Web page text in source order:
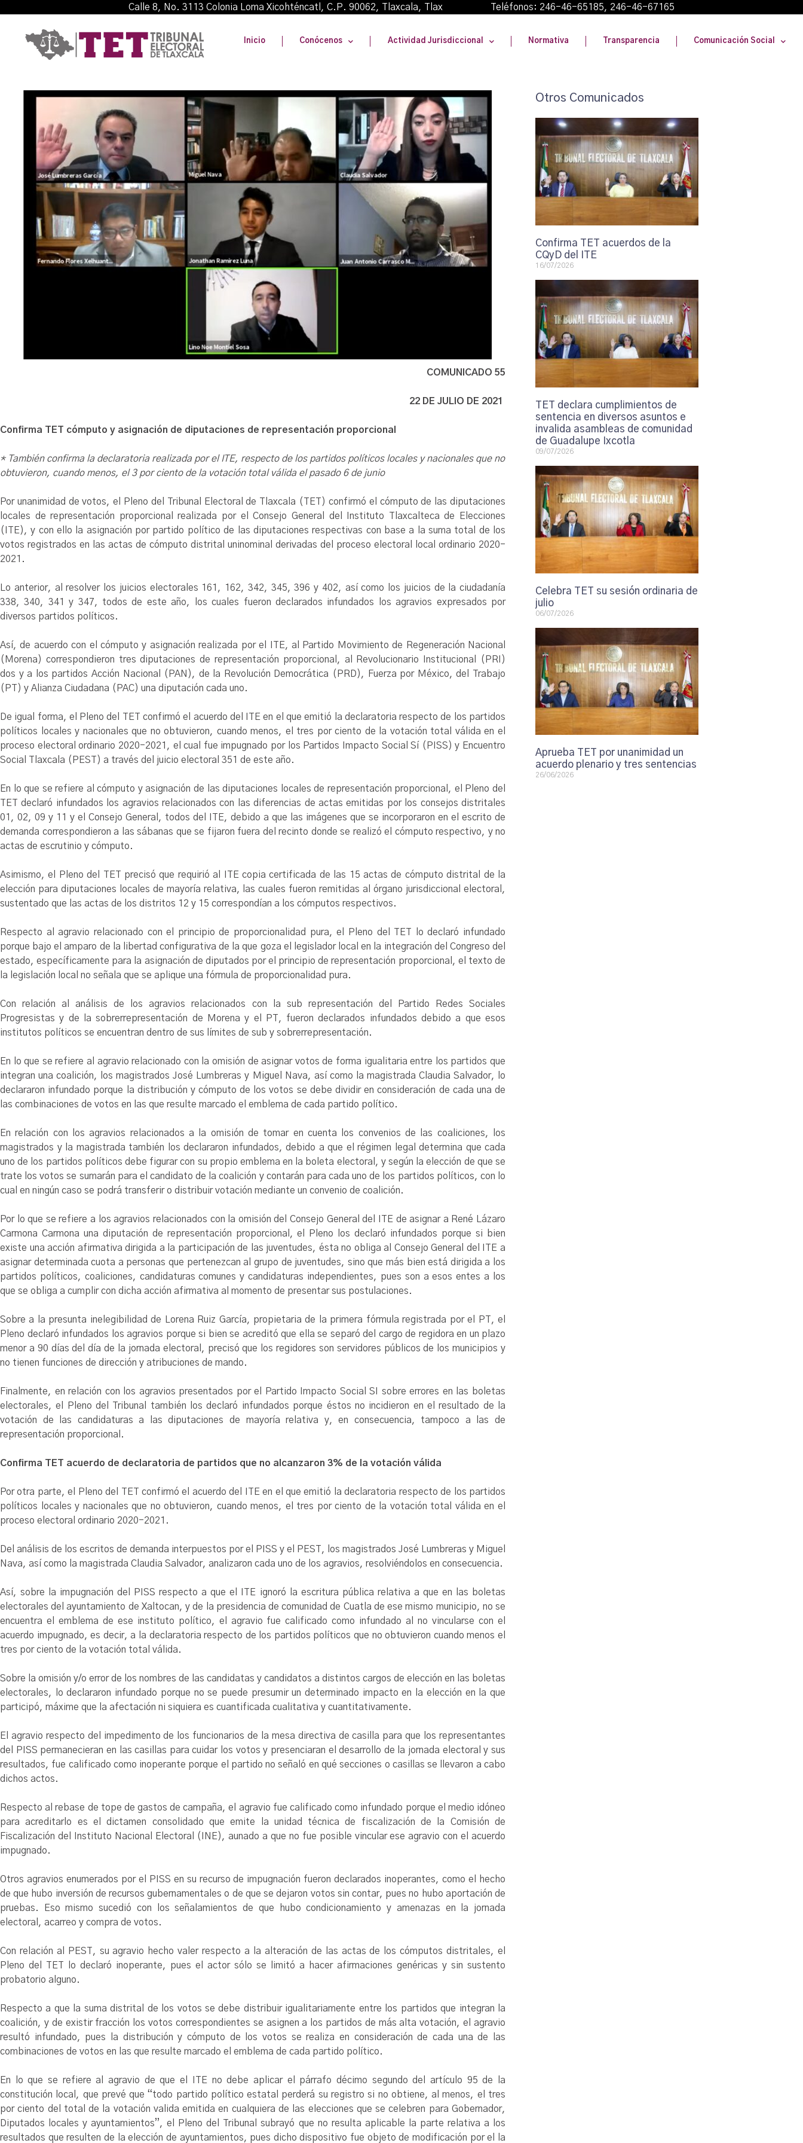
Calle 8, No. 3113 Colonia Loma Xicohténcatl, C.P. 90062, Tlaxcala, Tlax Teléfonos: 246-46-65185, 246-46-67165
Inicio Conócenos Actividad Jurisdiccional Normativa Transparencia Comunicación Social
COMUNICADO 55
22 DE JULIO DE 2021
Confirma TET cómputo y asignación de diputaciones de representación proporcional
* También confirma la declaratoria realizada por el ITE, respecto de los partidos políticos locales y nacionales que no
obtuvieron, cuando menos, el 3 por ciento de la votación total válida el pasado 6 de junio
Por unanimidad de votos, el Pleno del Tribunal Electoral de Tlaxcala (TET) confirmó el cómputo de las diputaciones
locales de representación proporcional realizada por el Consejo General del Instituto Tlaxcalteca de Elecciones
(ITE), y con ello la asignación por partido político de las diputaciones respectivas con base a la suma total de los
votos registrados en las actas de cómputo distrital uninominal derivadas del proceso electoral local ordinario 2020-
2021.
Lo anterior, al resolver los juicios electorales 161, 162, 342, 345, 396 y 402, así como los juicios de la ciudadanía
338, 340, 341 y 347, todos de este año, los cuales fueron declarados infundados los agravios expresados por
diversos partidos políticos.
Así, de acuerdo con el cómputo y asignación realizada por el ITE, al Partido Movimiento de Regeneración Nacional
(Morena) correspondieron tres diputaciones de representación proporcional, al Revolucionario Institucional (PRI)
dos y a los partidos Acción Nacional (PAN), de la Revolución Democrática (PRD), Fuerza por México, del Trabajo
(PT) y Alianza Ciudadana (PAC) una diputación cada uno.
De igual forma, el Pleno del TET confirmó el acuerdo del ITE en el que emitió la declaratoria respecto de los partidos
políticos locales y nacionales que no obtuvieron, cuando menos, el tres por ciento de la votación total válida en el
proceso electoral ordinario 2020-2021, el cual fue impugnado por los Partidos Impacto Social Sí (PISS) y Encuentro
Social Tlaxcala (PEST) a través del juicio electoral 351 de este año.
En lo que se refiere al cómputo y asignación de las diputaciones locales de representación proporcional, el Pleno del
TET declaró infundados los agravios relacionados con las diferencias de actas emitidas por los consejos distritales
01, 02, 09 y 11 y el Consejo General, todos del ITE, debido a que las imágenes que se incorporaron en el escrito de
demanda correspondieron a las sábanas que se fijaron fuera del recinto donde se realizó el cómputo respectivo, y no
actas de escrutinio y cómputo.
Asimismo, el Pleno del TET precisó que requirió al ITE copia certificada de las 15 actas de cómputo distrital de la
elección para diputaciones locales de mayoría relativa, las cuales fueron remitidas al órgano jurisdiccional electoral,
sustentado que las actas de los distritos 12 y 15 correspondían a los cómputos respectivos.
Respecto al agravio relacionado con el principio de proporcionalidad pura, el Pleno del TET lo declaró infundado
porque bajo el amparo de la libertad configurativa de la que goza el legislador local en la integración del Congreso del
estado, específicamente para la asignación de diputados por el principio de representación proporcional, el texto de
la legislación local no señala que se aplique una fórmula de proporcionalidad pura.
Con relación al análisis de los agravios relacionados con la sub representación del Partido Redes Sociales
Progresistas y de la sobrerrepresentación de Morena y el PT, fueron declarados infundados debido a que esos
institutos políticos se encuentran dentro de sus límites de sub y sobrerrepresentación.
En lo que se refiere al agravio relacionado con la omisión de asignar votos de forma igualitaria entre los partidos que
integran una coalición, los magistrados José Lumbreras y Miguel Nava, así como la magistrada Claudia Salvador, lo
declararon infundado porque la distribución y cómputo de los votos se debe dividir en consideración de cada una de
las combinaciones de votos en las que resulte marcado el emblema de cada partido político.
En relación con los agravios relacionados a la omisión de tomar en cuenta los convenios de las coaliciones, los
magistrados y la magistrada también los declararon infundados, debido a que el régimen legal determina que cada
uno de los partidos políticos debe figurar con su propio emblema en la boleta electoral, y según la elección de que se
trate los votos se sumarán para el candidato de la coalición y contarán para cada uno de los partidos políticos, con lo
cual en ningún caso se podrá transferir o distribuir votación mediante un convenio de coalición.
Por lo que se refiere a los agravios relacionados con la omisión del Consejo General del ITE de asignar a René Lázaro
Carmona Carmona una diputación de representación proporcional, el Pleno los declaró infundados porque si bien
existe una acción afirmativa dirigida a la participación de las juventudes, ésta no obliga al Consejo General del ITE a
asignar determinada cuota a personas que pertenezcan al grupo de juventudes, sino que más bien está dirigida a los
partidos políticos, coaliciones, candidaturas comunes y candidaturas independientes, pues son a esos entes a los
que se obliga a cumplir con dicha acción afirmativa al momento de presentar sus postulaciones.
Sobre a la presunta inelegibilidad de Lorena Ruiz García, propietaria de la primera fórmula registrada por el PT, el
Pleno declaró infundados los agravios porque si bien se acreditó que ella se separó del cargo de regidora en un plazo
menor a 90 días del día de la jornada electoral, precisó que los regidores son servidores públicos de los municipios y
no tienen funciones de dirección y atribuciones de mando.
Finalmente, en relación con los agravios presentados por el Partido Impacto Social SI sobre errores en las boletas
electorales, el Pleno del Tribunal también los declaró infundados porque éstos no incidieron en el resultado de la
votación de las candidaturas a las diputaciones de mayoría relativa y, en consecuencia, tampoco a las de
representación proporcional.
Confirma TET acuerdo de declaratoria de partidos que no alcanzaron 3% de la votación válida
Por otra parte, el Pleno del TET confirmó el acuerdo del ITE en el que emitió la declaratoria respecto de los partidos
políticos locales y nacionales que no obtuvieron, cuando menos, el tres por ciento de la votación total válida en el
proceso electoral ordinario 2020-2021.
Del análisis de los escritos de demanda interpuestos por el PISS y el PEST, los magistrados José Lumbreras y Miguel
Nava, así como la magistrada Claudia Salvador, analizaron cada uno de los agravios, resolviéndolos en consecuencia.
Así, sobre la impugnación del PISS respecto a que el ITE ignoró la escritura pública relativa a que en las boletas
electorales del ayuntamiento de Xaltocan, y de la presidencia de comunidad de Cuatla de ese mismo municipio, no se
encuentra el emblema de ese instituto político, el agravio fue calificado como infundado al no vincularse con el
acuerdo impugnado, es decir, a la declaratoria respecto de los partidos políticos que no obtuvieron cuando menos el
tres por ciento de la votación total válida.
Sobre la omisión y/o error de los nombres de las candidatas y candidatos a distintos cargos de elección en las boletas
electorales, lo declararon infundado porque no se puede presumir un determinado impacto en la elección en la que
participó, máxime que la afectación ni siquiera es cuantificada cualitativa y cuantitativamente.
El agravio respecto del impedimento de los funcionarios de la mesa directiva de casilla para que los representantes
del PISS permanecieran en las casillas para cuidar los votos y presenciaran el desarrollo de la jornada electoral y sus
resultados, fue calificado como inoperante porque el partido no señaló en qué secciones o casillas se llevaron a cabo
dichos actos.
Respecto al rebase de tope de gastos de campaña, el agravio fue calificado como infundado porque el medio idóneo
para acreditarlo es el dictamen consolidado que emite la unidad técnica de fiscalización de la Comisión de
Fiscalización del Instituto Nacional Electoral (INE), aunado a que no fue posible vincular ese agravio con el acuerdo
impugnado.
Otros agravios enumerados por el PISS en su recurso de impugnación fueron declarados inoperantes, como el hecho
de que hubo inversión de recursos gubernamentales o de que se dejaron votos sin contar, pues no hubo aportación de
pruebas. Eso mismo sucedió con los señalamientos de que hubo condicionamiento y amenazas en la jornada
electoral, acarreo y compra de votos.
Con relación al PEST, su agravio hecho valer respecto a la alteración de las actas de los cómputos distritales, el
Pleno del TET lo declaró inoperante, pues el actor sólo se limitó a hacer afirmaciones genéricas y sin sustento
probatorio alguno.
Respecto a que la suma distrital de los votos se debe distribuir igualitariamente entre los partidos que integran la
coalición, y de existir fracción los votos correspondientes se asignen a los partidos de más alta votación, el agravio
resultó infundado, pues la distribución y cómputo de los votos se realiza en consideración de cada una de las
combinaciones de votos en las que resulte marcado el emblema de cada partido político.
En lo que se refiere al agravio de que el ITE no debe aplicar el párrafo décimo segundo del artículo 95 de la
constitución local, que prevé que “todo partido político estatal perderá su registro si no obtiene, al menos, el tres
por ciento del total de la votación valida emitida en cualquiera de las elecciones que se celebren para Gobernador,
Diputados locales y ayuntamientos”, el Pleno del Tribunal subrayó que no resulta aplicable la parte relativa a los
resultados que resulten de la elección de ayuntamientos, pues dicho dispositivo fue objeto de modificación por el la
Otros Comunicados
Confirma TET acuerdos de la
CQyD del ITE
16/07/2026
TET declara cumplimientos de
sentencia en diversos asuntos e
invalida asambleas de comunidad
de Guadalupe Ixcotla
09/07/2026
Celebra TET su sesión ordinaria de
julio
06/07/2026
Aprueba TET por unanimidad un
acuerdo plenario y tres sentencias
26/06/2026